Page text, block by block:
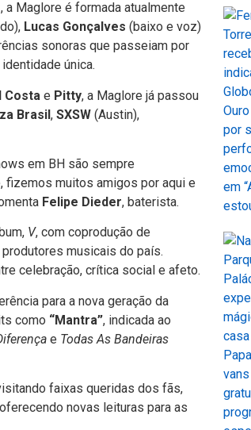
Maglore é formada atualmente
Lucas Gonçalves (baixo e voz)
sonoras que passeiam por
única.
Costa e Pitty, a Maglore já passou
Brasil, SXSW (Austin),
em BH são sempre
fizemos muitos amigos por aqui e
Felipe Dieder, baterista.
V, com coprodução de
musicais do país.
celebração, crítica social e afeto.
para a nova geração da
como “Mantra”, indicada ao
e Todas As Bandeiras
faixas queridas dos fãs,
novas leituras para as